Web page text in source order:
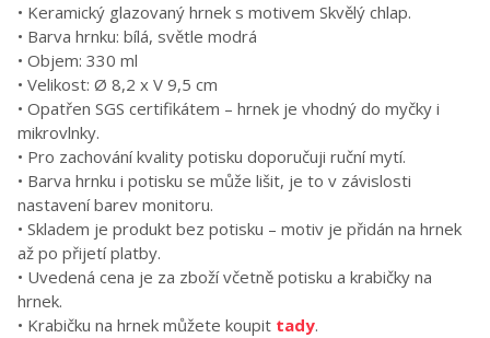
• Keramický glazovaný hrnek s motivem Skvělý chlap.
• Barva hrnku: bílá, světle modrá
• Objem: 330 ml
• Velikost: Ø 8,2 x V 9,5 cm
• Opatřen SGS certifikátem – hrnek je vhodný do myčky i
mikrovlnky.
• Pro zachování kvality potisku doporučuji ruční mytí.
• Barva hrnku i potisku se může lišit, je to v závislosti
nastavení barev monitoru.
• Skladem je produkt bez potisku – motiv je přidán na hrnek
až po přijetí platby.
• Uvedená cena je za zboží včetně potisku a krabičky na
hrnek.
• Krabičku na hrnek můžete koupit tady.